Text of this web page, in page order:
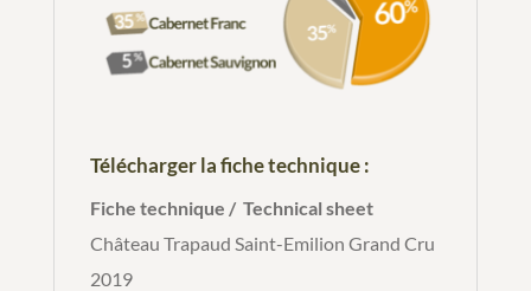
Télécharger la fiche technique :
Fiche technique / Technical sheet
Château Trapaud Saint-Emilion Grand Cru
2019